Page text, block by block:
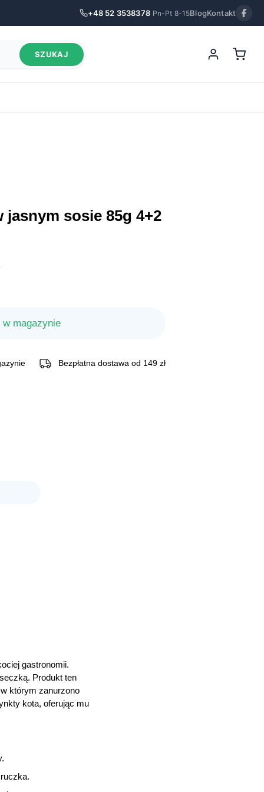
+48 52 3538378 Pn-Pt 8-15BlogKontakt
SZUKAJ
w magazynie
Bezpłatna dostawa od 149 zł
gastronomii.
Produkt ten
którym zanurzono
kota, oferując mu